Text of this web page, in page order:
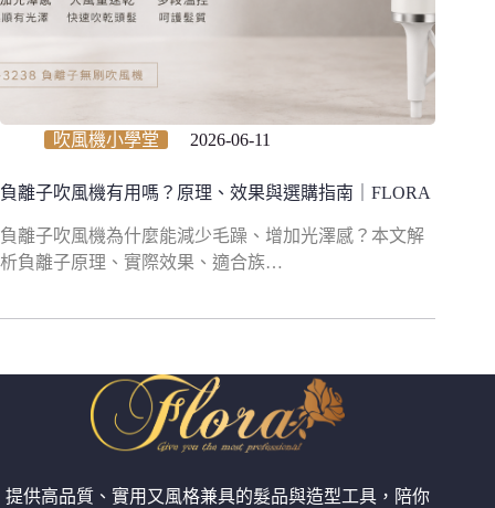
吹風機小學堂 2026-06-11
負離子吹風機有用嗎？原理、效果與選購指南｜FLORA
負離子吹風機為什麼能減少毛躁、增加光澤感？本文解
析負離子原理、實際效果、適合族…
提供高品質、實用又風格兼具的髮品與造型工具，陪你